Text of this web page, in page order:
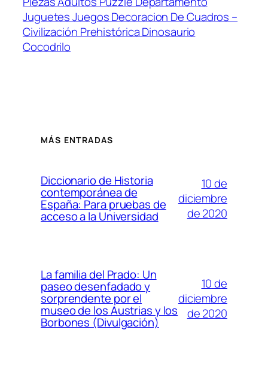
Juguetes Juegos Decoracion De Cuadros –
Civilización Prehistórica Dinosaurio
Cocodrilo
MÁS ENTRADAS
Diccionario de Historia
contemporánea de
España: Para pruebas de
acceso a la Universidad
10 de
diciembre
de 2020
La familia del Prado: Un
paseo desenfadado y
sorprendente por el
museo de los Austrias y los
Borbones (Divulgación)
10 de
diciembre
de 2020